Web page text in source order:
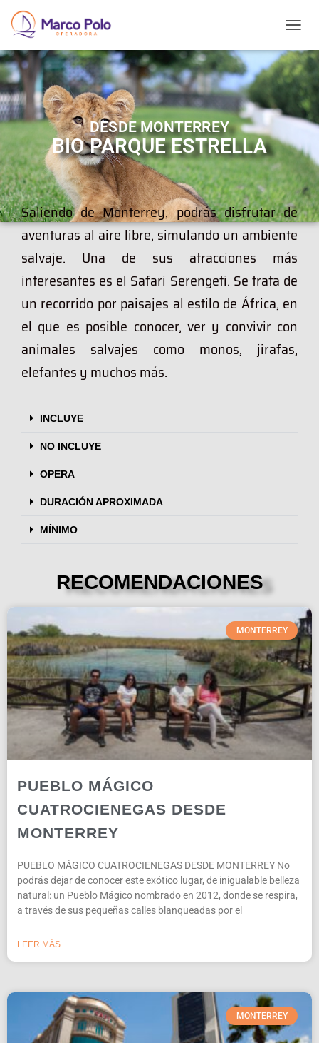
O
G
G
N
V
T
I
O
N
DESDE MONTERREY
BIO PARQUE ESTRELLA
Saliendo de Monterrey, podrás disfrutar de
aventuras al aire libre, simulando un ambiente
salvaje. Una de sus atracciones más
interesantes es el Safari Serengeti. Se trata de
un recorrido por paisajes al estilo de África, en
el que es posible conocer, ver y convivir con
animales salvajes como monos, jirafas,
elefantes y muchos más.
INCLUYE
NO INCLUYE
OPERA
DURACIÓN APROXIMADA
MÍNIMO
RECOMENDACIONES
MONTERREY
PUEBLO MÁGICO
CUATROCIENEGAS DESDE
MONTERREY
PUEBLO MÁGICO CUATROCIENEGAS DESDE MONTERREY No
podrás dejar de conocer este exótico lugar, de inigualable belleza
natural: un Pueblo Mágico nombrado en 2012, donde se respira,
a través de sus pequeñas calles blanqueadas por el
LEER MÁS...
MONTERREY